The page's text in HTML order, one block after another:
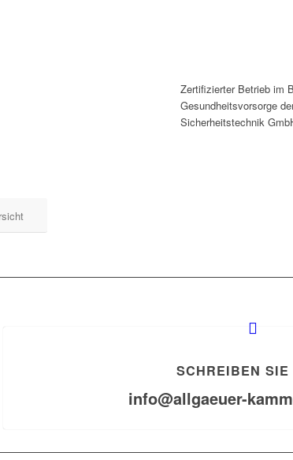
Zertifizierter Betrieb im
Gesundheitsvorsorge
Sicherheitstechnik
SCHREIBEN SIE
info@allgaeuer-